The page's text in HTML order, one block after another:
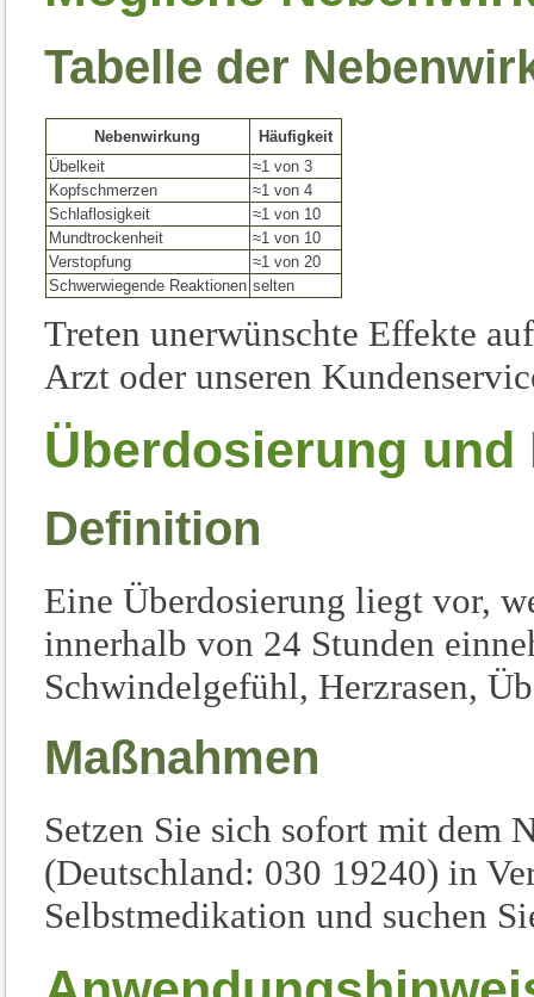
Tabelle der
Nebenwirkung
Häufigkeit
Übelkeit
≈1 von 3
Kopfschmerzen
≈1 von 4
Schlaflosigkeit
≈1 von 10
Mundtrockenheit
≈1 von 10
Verstopfung
≈1 von 20
Schwerwiegende Reaktionen selten
Treten unerwünschte Effekte
Arzt oder unseren
Überdosierung und
Definition
Eine Überdosierung liegt vor,
innerhalb von 24 Stunden
Schwindelgefühl, Herzrasen,
Maßnahmen
Setzen Sie sich sofort mit dem
(Deutschland: 030 19240) in
Selbstmedikation und suchen